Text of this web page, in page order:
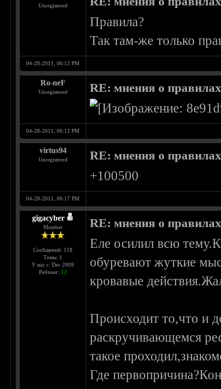
Unregistered
Правила?
Так там-же только
04-28-2011, 06:12 PM
Ro-neF
Unregistered RE: мнения о
04-28-2011, 06:12 PM
virtus94
Unregistered RE: мнения о
+100500
04-28-2011, 06:17 PM
gigacyber
Member
Сообщений: 118
Темы: 1
У нас с: Dec 2009
Рейтинг: 12
RE: мнения о
Еле осилил всю
обуревают жуткие
кровавые
Происходит то,что и
раскручивающемся
такое
Где